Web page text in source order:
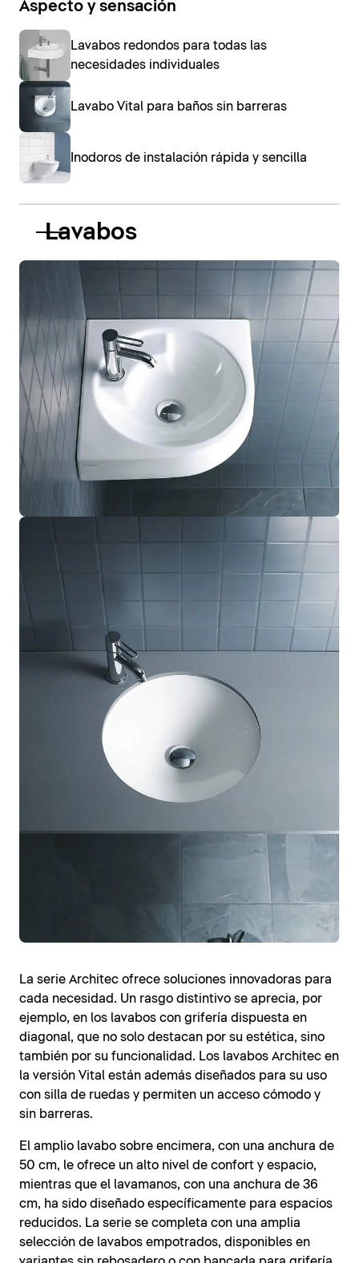
Aspecto y sensación
Lavabos redondos para todas las
necesidades individuales
Lavabo Vital para baños sin barreras
Inodoros de instalación rápida y sencilla
Lavabos
La serie Architec ofrece soluciones innovadoras para
cada necesidad. Un rasgo distintivo se aprecia, por
ejemplo, en los lavabos con grifería dispuesta en
diagonal, que no solo destacan por su estética, sino
también por su funcionalidad. Los lavabos Architec en
la versión Vital están además diseñados para su uso
con silla de ruedas y permiten un acceso cómodo y
sin barreras.
El amplio lavabo sobre encimera, con una anchura de
50 cm, le ofrece un alto nivel de confort y espacio,
mientras que el lavamanos, con una anchura de 36
cm, ha sido diseñado específicamente para espacios
reducidos. La serie se completa con una amplia
selección de lavabos empotrados, disponibles en